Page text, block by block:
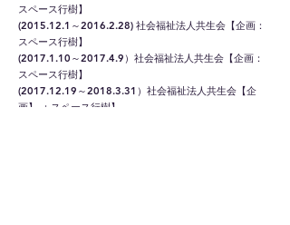
スペース行樹】
(2015.12.1 ～2016.2.28) 社会福祉法人共生会【企画：
スペース行樹】
(2017.1.10～2017.4.9）社会福祉法人共生会【企画：
スペース行樹】
(2017.12.19 ～2018.3.31）社会福祉法人共生会【企
画】 ：スペース行樹】